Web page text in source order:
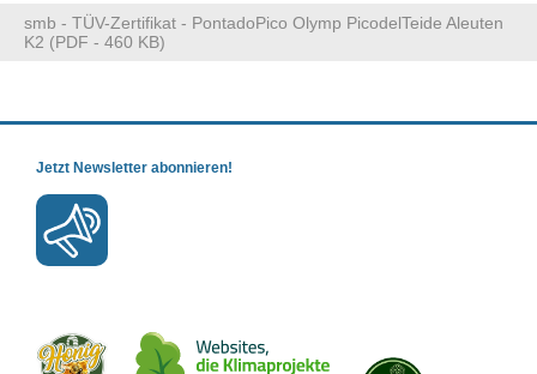
smb - TÜV-Zertifikat - PontadoPico Olymp PicodelTeide Aleuten
K2 (PDF - 460 KB)
Jetzt Newsletter abonnieren!